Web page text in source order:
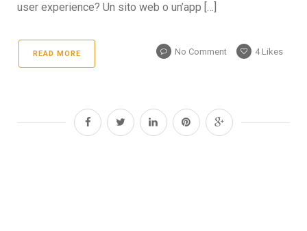
user experience? Un sito web o un’app […]
READ MORE No Comment 4Likes